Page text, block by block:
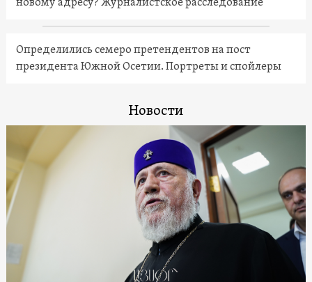
Определились семеро претендентов на пост
президента Южной Осетии. Портреты и спойлеры
Новости